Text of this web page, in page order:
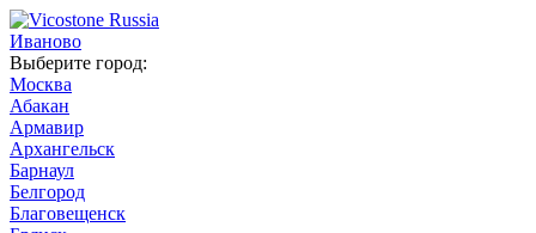
Иваново
Выберите город:
Москва
Абакан
Армавир
Архангельск
Барнаул
Белгород
Благовещенск